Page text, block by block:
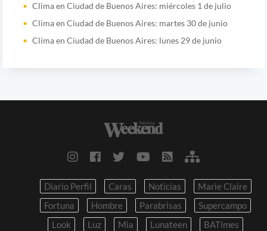
Clima en Ciudad de Buenos Aires: miércoles 1 de julio
Clima en Ciudad de Buenos Aires: martes 30 de junio
Clima en Ciudad de Buenos Aires: lunes 29 de junio
Diario Perfil Caras Noticias
Marie Claire
Fortuna
Hombre Parabrisas
Supercampo
Look
Luz Mia Lunateen BATimes